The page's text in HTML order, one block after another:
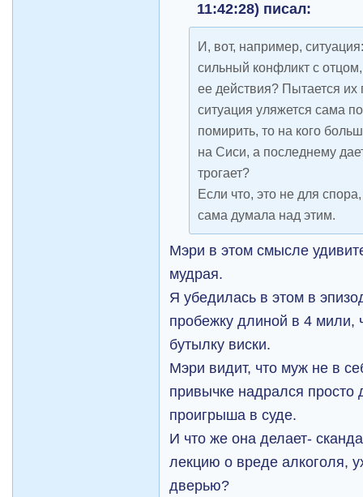
11:42:28) писал:
И, вот, например,
сильный конфликт с
ее действия? Пытается их
ситуация уляжется сама
помирить, то на кого
на Сиси, а последнему
трогает?
Если что, это не для
сама думала над этим.
Мэри в этом смысле
мудрая.
Я убедилась в этом в
пробежку длиной в 4 мили,
бутылку виски.
Мэри видит, что муж не в
привычке надрался просто
проигрыша в суде.
И что же она делает-
лекцию о вреде алкоголя,
дверью?